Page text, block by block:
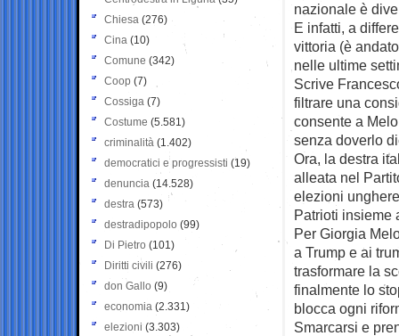
nazionale è
E infatti, a
vittoria (è
nelle ultime
Scrive
filtrare una
consente a
senza doverlo
Ora, la destra
alleata nel
elezioni
Patrioti insieme
Per Giorgia
a Trump e ai
trasformare la
finalmente lo
blocca ogni
Smarcarsi e
Chiesa (276)
Cina (10)
Comune (342)
Coop (7)
Cossiga (7)
Costume (5.581)
criminalità (1.402)
democratici e progressisti (19)
denuncia (14.528)
destra (573)
destradipopolo (99)
Di Pietro (101)
Diritti civili (276)
don Gallo (9)
economia (2.331)
elezioni (3.303)